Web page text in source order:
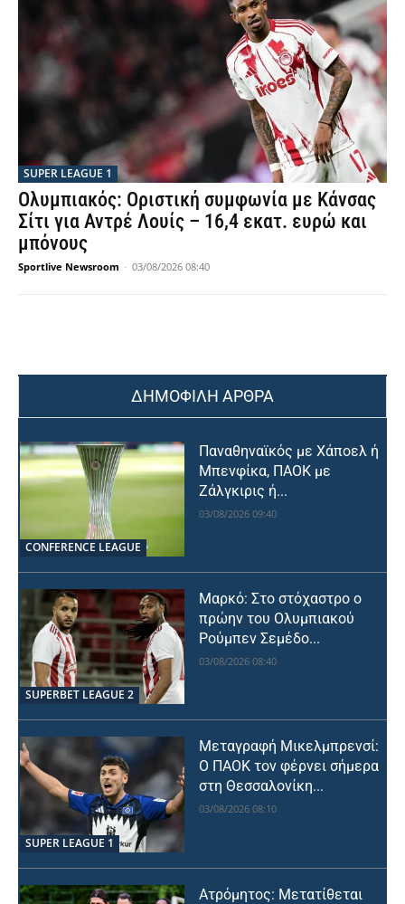
SUPER LEAGUE 1
Ολυμπιακός: Οριστική συμφωνία με Κάνσας
Σίτι για Αντρέ Λουίς – 16,4 εκατ. ευρώ και
μπόνους
Sportlive Newsroom - 03/08/2026 08:40
ΔΗΜΟΦΙΛΗ ΑΡΘΡΑ
CONFERENCE LEAGUE
Παναθηναϊκός με Χάποελ ή
Μπενφίκα, ΠΑΟΚ με
Ζάλγκιρις ή...
03/08/2026 09:40
SUPERBET LEAGUE 2
Μαρκό: Στο στόχαστρο ο
πρώην του Ολυμπιακού
Ρούμπεν Σεμέδο...
03/08/2026 08:40
SUPER LEAGUE 1
Μεταγραφή Μικελμπρενσί:
Ο ΠΑΟΚ τον φέρνει σήμερα
στη Θεσσαλονίκη...
03/08/2026 08:10
Ατρόμητος: Μετατίθεται